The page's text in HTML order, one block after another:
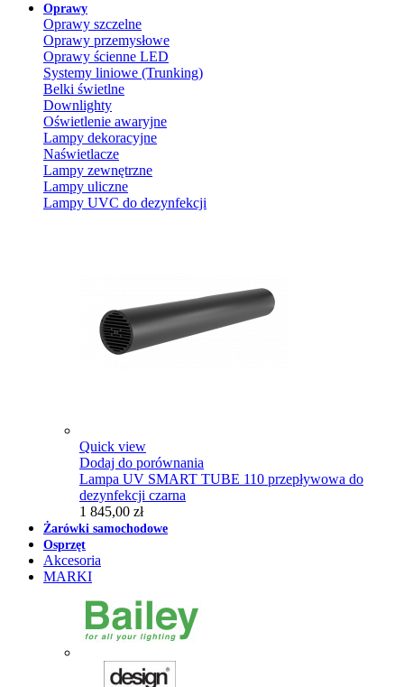
Oprawy
Oprawy szczelne
Oprawy przemysłowe
Oprawy ścienne LED
Systemy liniowe (Trunking)
Belki świetlne
Downlighty
Oświetlenie awaryjne
Lampy dekoracyjne
Naświetlacze
Lampy zewnętrzne
Lampy uliczne
Lampy UVC do dezynfekcji
Quick view
Dodaj do porównania
Lampa UV SMART TUBE 110 przepływowa do
dezynfekcji czarna
1 845,00 zł
Żarówki samochodowe
Osprzęt
Akcesoria
MARKI